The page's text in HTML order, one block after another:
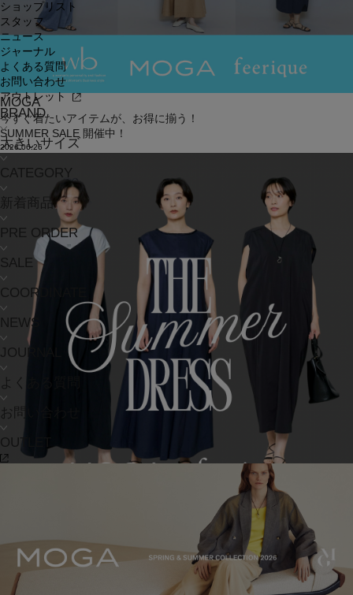
ショップリスト
スタッフ
ニュース
ジャーナル
よくある質問
お問い合わせ
アウトレット
BRAND
大きいサイズ
CATEGORY
新着商品
PRE ORDER
SALE
COORDINATE
NEWS
JOURNAL
よくある質問
お問い合わせ
OUTLET
MOGA
今すぐ着たいアイテムが、お得に揃う！
SUMMER SALE 開催中！
2026.06.26
着るだけで様になる一枚から、どこへでも活躍するデイリーな一枚ま
夏に着たいワンピースをご紹介します。
2026.06.24